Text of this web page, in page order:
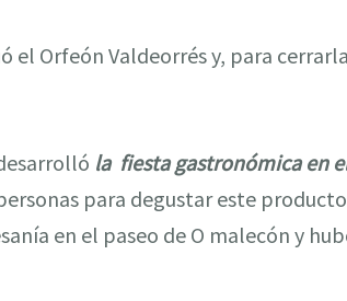
el Orfeón Valdeorrés y, para
la fiesta gastronómica en
para degustar este
en el paseo de O malecón y